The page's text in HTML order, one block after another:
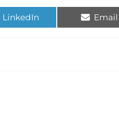
LinkedIn Email